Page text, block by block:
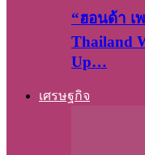
“ฮอนด้า เ
Thailand
Up…
เศรษฐกิจ